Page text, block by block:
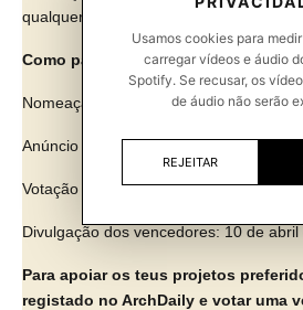
qualquer pessoa participe na escolha
Como participar na votação?
Nomeação dos projetos: 18 de março a
Anúncio dos 15 finalistas: 2 de abril de
Votação final: 2 a 9 de abril de 2025
Divulgação dos vencedores: 10 de
Para apoiar os teus projetos
registado no ArchDaily e votar uma
Usamos cookies para
carregar vídeos e áudio
Spotify. Se recusar, os
de áudio não serão
REJEITAR